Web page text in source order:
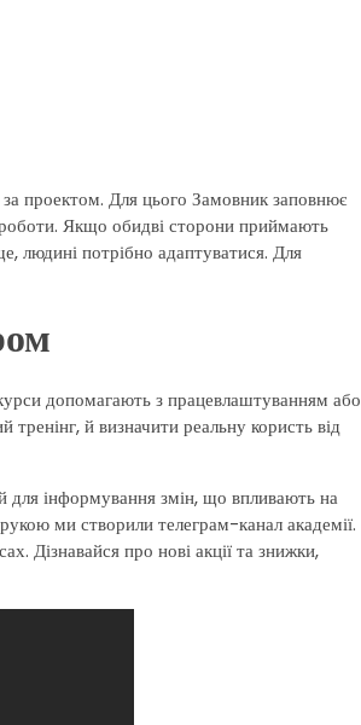
проектом. Для цього Замовник заповнює
Якщо обидві сторони приймають
людині потрібно адаптуватися. Для
допомагають з працевлаштуванням або
й визначити реальну користь від
для інформування змін, що впливають на
ми створили телеграм-канал академії.
Дізнавайся про нові акції та знижки,